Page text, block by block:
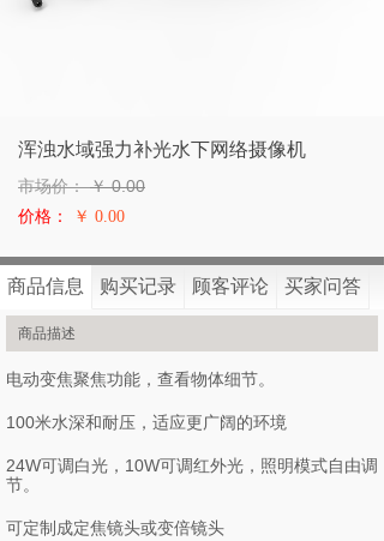
浑浊水域强力补光水下网络摄像机
市场价： ￥0.00
价格：
￥ 0.00
商品信息 购买记录 顾客评论 买家问答
商品描述
电动变焦聚焦功能，查看物体细节。
100米水深和耐压，适应更广阔的环境
24W可调白光，10W可调红外光，照明模式自由调
节。
可定制成定焦镜头或变倍镜头